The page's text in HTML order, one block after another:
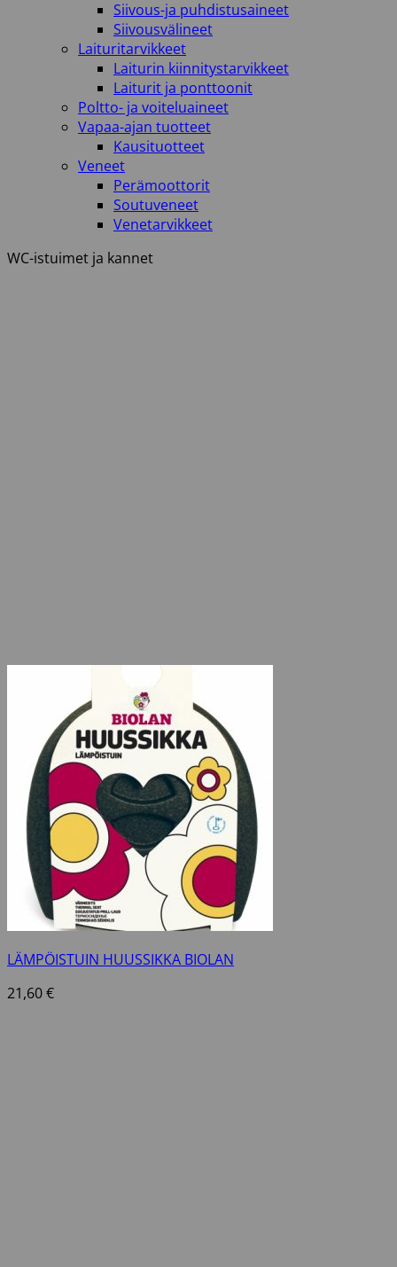
Siivous-ja puhdistusaineet
Siivousvälineet
Laituritarvikkeet
Laiturin kiinnitystarvikkeet
Laiturit ja ponttoonit
Poltto- ja voiteluaineet
Vapaa-ajan tuotteet
Kausituotteet
Veneet
Perämoottorit
Soutuveneet
Venetarvikkeet
WC-istuimet ja kannet
LÄMPÖISTUIN HUUSSIKKA BIOLAN
21,60€